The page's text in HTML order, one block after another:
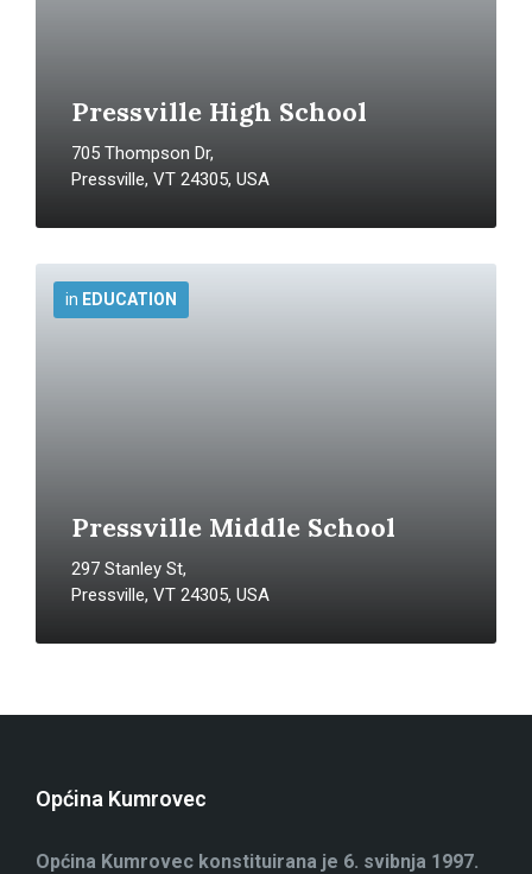
Pressville High School
705 Thompson Dr,
Pressville, VT 24305, USA
Pressville Middle School
297 Stanley St,
Pressville, VT 24305, USA
in EDUCATION
More
Info
Općina Kumrovec
Općina Kumrovec konstituirana je 6. svibnja 1997.